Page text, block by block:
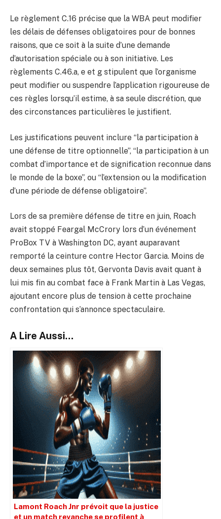
Le règlement C.16 précise que la WBA peut modifier
les délais de défenses obligatoires pour de bonnes
raisons, que ce soit à la suite d’une demande
d’autorisation spéciale ou à son initiative. Les
règlements C.46.a, e et g stipulent que l’organisme
peut modifier ou suspendre l’application rigoureuse de
ces règles lorsqu’il estime, à sa seule discrétion, que
des circonstances particulières le justifient.
Les justifications peuvent inclure “la participation à
une défense de titre optionnelle”, “la participation à un
combat d’importance et de signification reconnue dans
le monde de la boxe”, ou “l’extension ou la modification
d’une période de défense obligatoire”.
Lors de sa première défense de titre en juin, Roach
avait stoppé Feargal McCrory lors d’un événement
ProBox TV à Washington DC, ayant auparavant
remporté la ceinture contre Hector Garcia. Moins de
deux semaines plus tôt, Gervonta Davis avait quant à
lui mis fin au combat face à Frank Martin à Las Vegas,
ajoutant encore plus de tension à cette prochaine
confrontation qui s’annonce spectaculaire.
A Lire Aussi...
Lamont Roach Jnr prévoit que la justice
et un match revanche se profilent à